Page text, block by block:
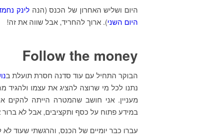
היום ושליש האחרון של הכנס (הנה לינק
היום השני). ארוך להחריד, אבל שווה את זה!
Follow the money
הבוקר התחיל עם עוד סדנה חסרת תועלת ב
נתנו לכל מי שרוצה להציג את עצמו
מעניין. אני חושב שהמטרה הייתה להקים
במידע פתוח על כסף ותקציבים, אבל לא
עברו כבר יומיים של הכנס, והרגשתי שעוד